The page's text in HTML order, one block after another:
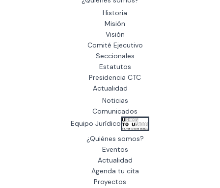
Historia
Misión
Visión
Comité Ejecutivo
Seccionales
Estatutos
Presidencia CTC
Actualidad
Noticias
Comunicados
Equipo Jurídico
¿Quiénes somos?
Eventos
Actualidad
Agenda tu cita
Proyectos